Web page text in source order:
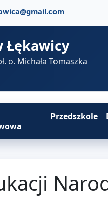
Łękawicy
o. Michała Tomaszka
Przedszkole